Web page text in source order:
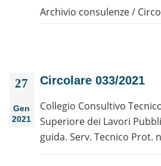
Archivio consulenze/
27
Gen
2021
Circolare 033/2021
Collegio Consultivo
Superiore dei Lavori
guida. Serv. Tecnico Prot.